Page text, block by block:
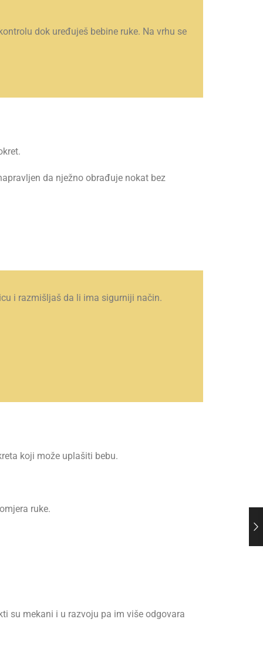
dok uređuješ bebine ruke. Na vrhu se
da nježno obrađuje nokat bez
i razmišljaš da li ima sigurniji način.
koji može uplašiti bebu.
ruke.
su mekani i u razvoju pa im više odgovara